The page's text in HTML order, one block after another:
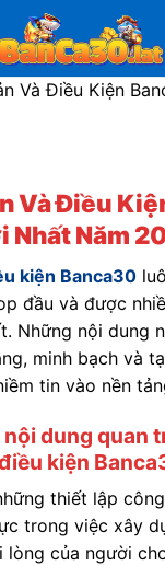
Và Điều Kiện
Và Điều
Nhất Năm
kiện Banca30
đầu và được
Những nội dung
minh bạch và
tin vào nền
nội dung quan
kiện
thiết lập
trong việc xây
lòng của người